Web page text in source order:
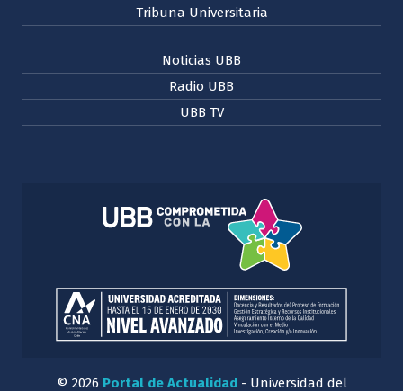
Tribuna Universitaria
Noticias UBB
Radio UBB
UBB TV
© 2026 Portal de Actualidad- Universidad del